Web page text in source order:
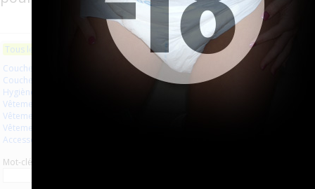
Tous les produits
Couches à usage unique
Couches lavables
Hygiène usage unique
Vêtements
Vêtements en plastique
Vêtements en latex
Accessoires
Mot-clé
Les plus récents Trier par nom
Aucun produit trouvé.